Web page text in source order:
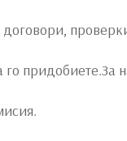
придобиете.За